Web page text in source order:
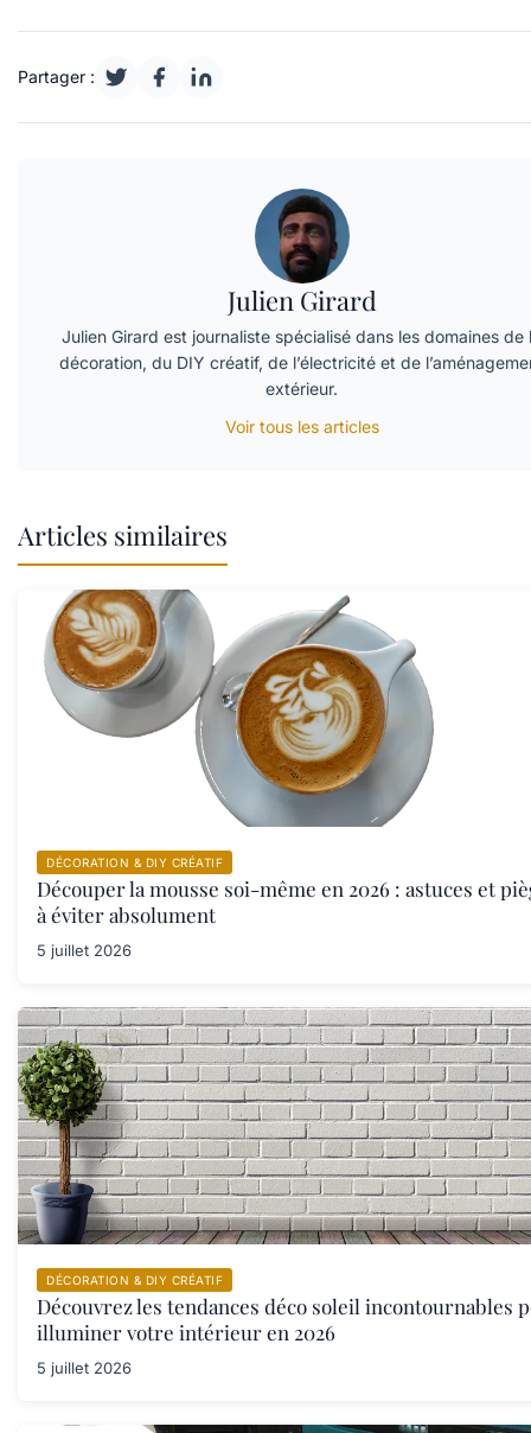
Partager :
Julien Girard
Julien Girard est journaliste spécialisé dans les domaines de
décoration, du DIY créatif, de l’électricité et de
extérieur.
Voir tous les articles
Articles similaires
DÉCORATION & DIY CRÉATIF
Découper la mousse soi-même en 2026 : astuces et
à éviter absolument
5 juillet 2026
DÉCORATION & DIY CRÉATIF
Découvrez les tendances déco soleil incontournables
illuminer votre intérieur en 2026
5 juillet 2026